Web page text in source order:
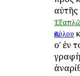
Ἀκύλου
οʹ ἐν